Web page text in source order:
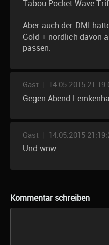
Tabou Pocket Wave
Aber auch der DMI
Gold + nördlich davon
passen.
Gast 14.05.2015
Gegen Abend
Gast 14.05.2015
Und wnw...
Kommentar schreiben